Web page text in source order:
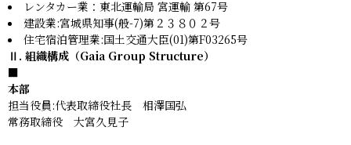
レンタカー業：東北運輸局 宮運輸 第67号
建設業:宮城県知事(般-7)第２３８０２号
住宅宿泊管理業:国土交通大臣(01)第F03265号
Ⅱ. 組織構成（Gaia Group Structure）
■
本部
担当役員:代表取締役社長 相澤国弘
常務取締役 大宮久見子